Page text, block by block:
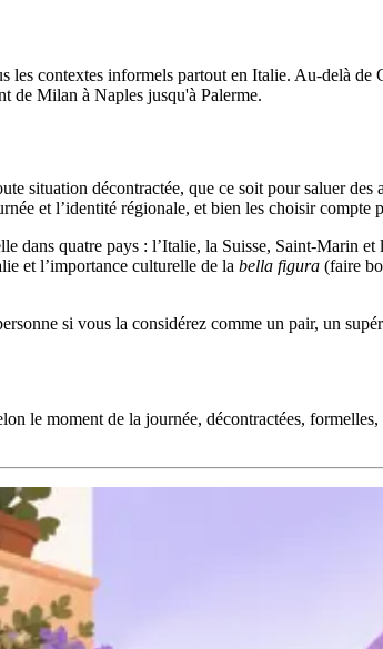
contextes informels partout en Italie. Au-delà de
de Milan à Naples jusqu'à Palerme.
situation décontractée, que ce soit pour saluer
et l’identité régionale, et bien les choisir compte
quatre pays : l’Italie, la Suisse, Saint-Marin
et l’importance culturelle de la bella figura (faire
si vous la considérez comme un pair, un
le moment de la journée, décontractées,